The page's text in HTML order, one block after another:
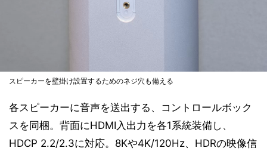
スピーカーを壁掛け設置するためのネジ穴も備える
各スピーカーに音声を送出する、コントロールボック
スを同梱。背面にHDMI入出力を各1系統装備し、
HDCP 2.2/2.3に対応。8Kや4K/120Hz、HDRの映像信